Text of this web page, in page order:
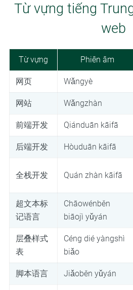
Từ vựng tiếng
web
Từ vựng Phiên âm
网页 Wǎngyè
网站 Wǎngzhàn
前端开发 Qiánduān kāifā
后端开发 Hòuduān kāifā
全栈开发 Quán zhàn kāifā
超文本标
记语言
Chāowénběn
biāojì yǔyán
层叠样式
表
Céng dié yàngshì
biǎo
脚本语言 Jiǎoběn yǔyán